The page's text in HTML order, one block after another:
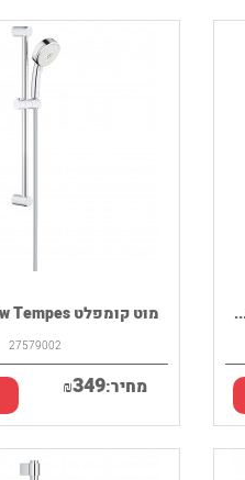
מוט קומפלט GROHE New Tempes...
27579002
מחיר: ₪349